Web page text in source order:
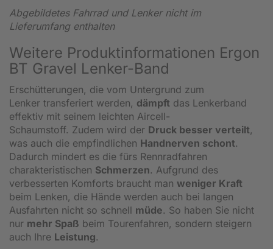
Abgebildetes Fahrrad und Lenker nicht im
Lieferumfang enthalten
Weitere Produktinformationen Ergon
BT Gravel Lenker-Band
Erschütterungen, die vom Untergrund zum
Lenker transferiert werden, dämpft das Lenkerband
effektiv mit seinem leichten Aircell-
Schaumstoff. Zudem wird der Druck besser verteilt,
was auch die empfindlichen Handnerven schont.
Dadurch mindert es die fürs Rennradfahren
charakteristischen Schmerzen. Aufgrund des
verbesserten Komforts braucht man weniger Kraft
beim Lenken, die Hände werden auch bei langen
Ausfahrten nicht so schnell müde. So haben Sie nicht
nur mehr Spaß beim Tourenfahren, sondern steigern
auch Ihre Leistung.